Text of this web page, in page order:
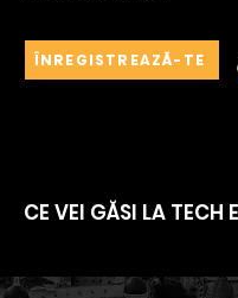
ÎNREGISTREAZĂ-TE
CE VEI GĂSI LA TECH